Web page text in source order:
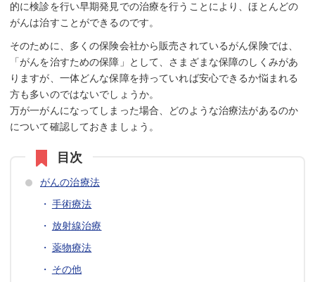
的に検診を行い早期発見での治療を行うことにより、ほとんどの
がんは治すことができるのです。
そのために、多くの保険会社から販売されているがん保険では、
「がんを治すための保障」として、さまざまな保障のしくみがあ
りますが、一体どんな保障を持っていれば安心できるか悩まれる
方も多いのではないでしょうか。
万が一がんになってしまった場合、どのような治療法があるのか
について確認しておきましょう。
がんの治療法
手術療法
放射線治療
薬物療法
その他